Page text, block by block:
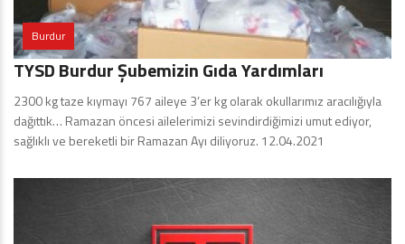
Burdur
TYSD Burdur Şubemizin Gıda Yardımları
2300 kg taze kıymayı 767 aileye 3’er kg olarak okullarımız aracılığıyla
dağıttık… Ramazan öncesi ailelerimizi sevindirdiğimizi umut ediyor,
sağlıklı ve bereketli bir Ramazan Ayı diliyoruz. 12.04.2021